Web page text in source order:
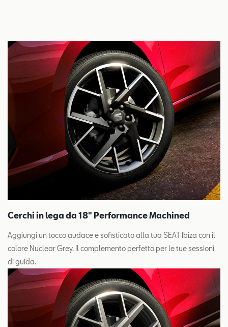
Cerchi in lega da 18" Performance Machined
Aggiungi un tocco audace e sofisticato alla tua SEAT Ibiza con il
colore Nuclear Grey. Il complemento perfetto per le tue sessioni
di guida.